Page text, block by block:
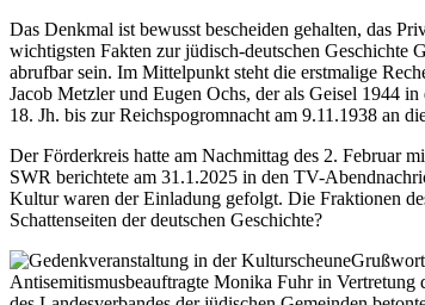
Das Denkmal ist bewusst bescheiden gehalten, das
wichtigsten Fakten zur jüdisch-deutschen Geschichte
abrufbar sein. Im Mittelpunkt steht die erstmalige
Jacob Metzler und Eugen Ochs, der als Geisel 1944
18. Jh. bis zur Reichspogromnacht am 9.11.1938 an
Der Förderkreis hatte am Nachmittag des 2. Februar
SWR berichtete am 31.1.2025 in den TV-
Kultur waren der Einladung gefolgt. Die Fraktionen
Schattenseiten der deutschen Geschichte?
Antisemitismusbeauftragte Monika Fuhr in Vertretung